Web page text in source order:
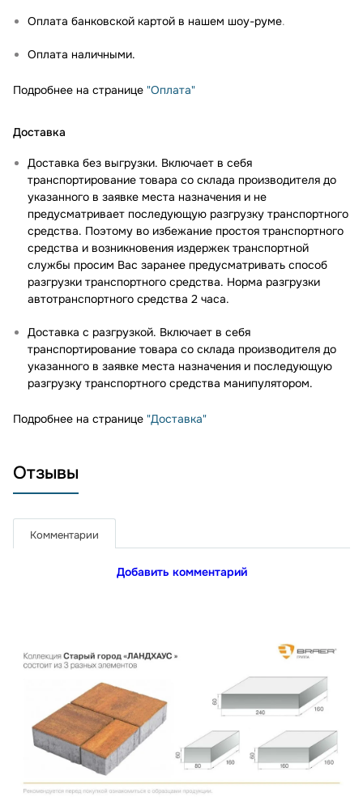
Оплата банковской картой в нашем шоу-руме.
Оплата наличными.
Подробнее на странице "Оплата"
Доставка
Доставка без выгрузки. Включает в себя
транспортирование товара со склада производителя до
указанного в заявке места назначения и не
предусматривает последующую разгрузку транспортного
средства. Поэтому во избежание простоя транспортного
средства и возникновения издержек транспортной
службы просим Вас заранее предусматривать способ
разгрузки транспортного средства. Норма разгрузки
автотранспортного средства 2 часа.
Доставка с разгрузкой. Включает в себя
транспортирование товара со склада производителя до
указанного в заявке места назначения и последующую
разгрузку транспортного средства манипулятором.
Подробнее на странице "Доставка"
Отзывы
Комментарии
Добавить комментарий